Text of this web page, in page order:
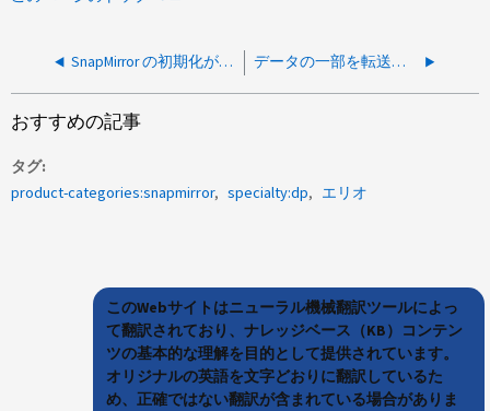
SnapMirror の初期化が ONTAP のコールドティアリストアにより失敗する データの一部を転送した後、 SnapMirror の初期化または更新が失敗する
おすすめの記事
タグ
product-categories:snapmirror
specialty:dp エリオ
このWebサイトはニューラル機械翻訳ツールによっ
て翻訳されており、ナレッジベース（KB）コンテン
ツの基本的な理解を目的として提供されています。
オリジナルの英語を文字どおりに翻訳しているた
め、正確ではない翻訳が含まれている場合がありま